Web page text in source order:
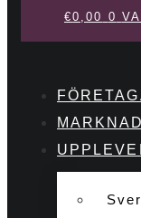
Sök
€0,00 0